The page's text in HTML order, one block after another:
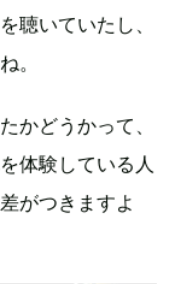
聴いていたし、
。
かどうかって、
体験している人
がつきますよ